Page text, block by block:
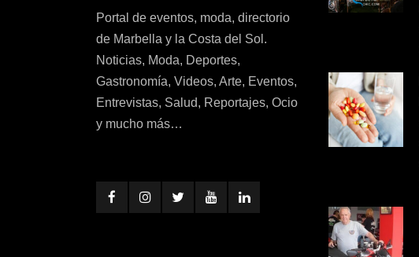
Portal de eventos, moda, directorio
de Marbella y la Costa del Sol.
Noticias, Moda, Deportes,
Gastronomía, Videos, Arte, Eventos,
Entrevistas, Salud, Reportajes, Ocio
y mucho más…